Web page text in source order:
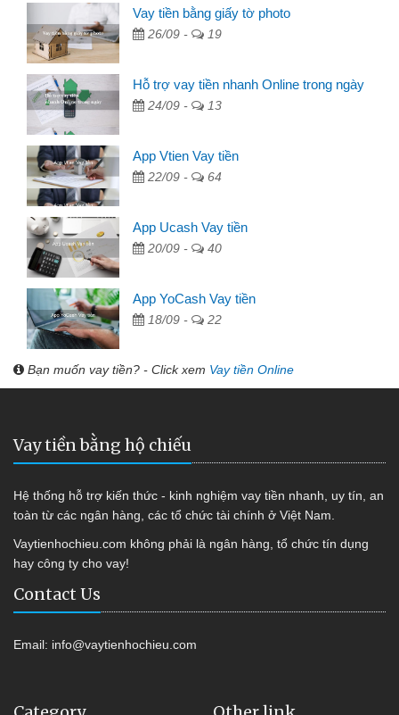
Vay tiền bằng giấy tờ photo
26/09 - 19
Hỗ trợ vay tiền nhanh Online trong ngày
24/09 - 13
App Vtien Vay tiền
22/09 - 64
App Ucash Vay tiền
20/09 - 40
App YoCash Vay tiền
18/09 - 22
Bạn muốn vay tiền? - Click xem Vay tiền Online
Vay tiền bằng hộ chiếu
Hệ thống hỗ trợ kiến thức - kinh nghiệm vay tiền nhanh, uy tín, an
toàn từ các ngân hàng, các tổ chức tài chính ở Việt Nam.
Vaytienhochieu.com không phải là ngân hàng, tổ chức tín dụng
hay công ty cho vay!
Contact Us
Email: info@vaytienhochieu.com